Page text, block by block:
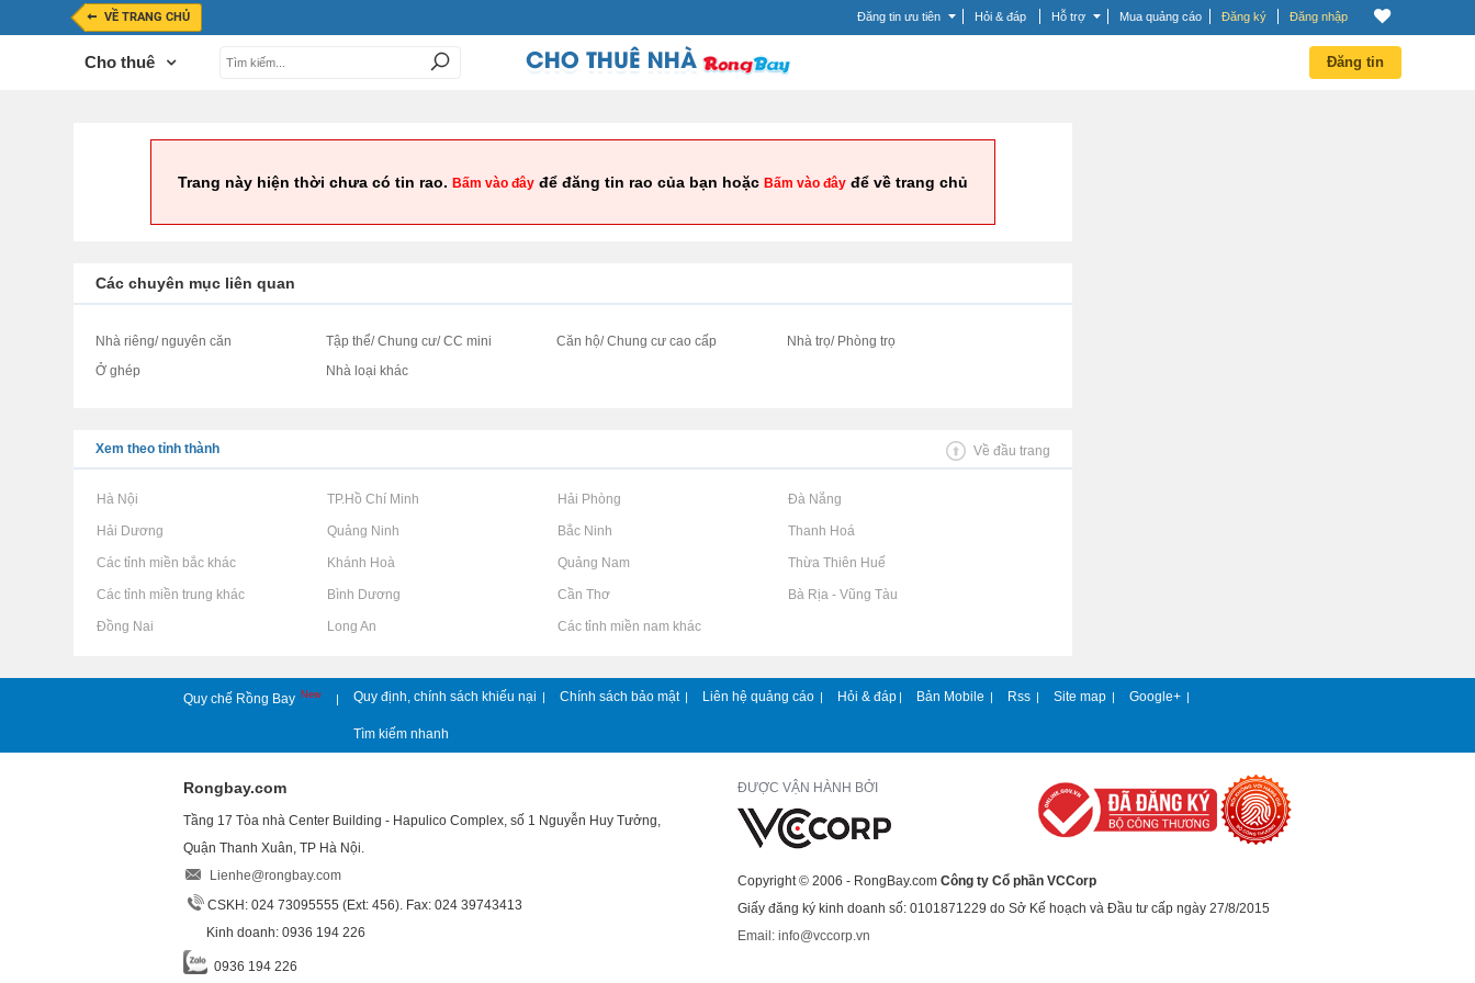
VỀ TRANG CHỦ Đăng tin ưu tiên Hỏi & đáp Hỗ trợ Mua quảng cáo Đăng ký Đăng nhập
Cho thuê Đăng tin
Trang này hiện thời chưa có tin rao. Bấm vào đây để đăng tin rao của bạn hoặc Bấm vào đây để về trang chủ
Các chuyên mục liên quan
Nhà riêng/ nguyên căn Tập thể/ Chung cư/ CC mini Căn hộ/ Chung cư cao cấp
Nhà trọ/ Phòng trọ
Ở ghép
Nhà loại khác
Xem theo tỉnh thành Về đầu trang
Rao vặt tại Hà Nội Rao vặt tại TP.Hồ Chí Minh Rao vặt tại Hải Phòng Rao vặt tại Đà Nẵng
Rao vặt tại Hải Dương Rao vặt tại Quảng Ninh Rao vặt tại Bắc Ninh Rao vặt tại Thanh Hoá
Rao vặt tại Các tỉnh miền bắc khác Rao vặt tại Khánh Hoà Rao vặt tại Quảng Nam Rao vặt tại Thừa Thiên Huế
Rao vặt tại Các tỉnh miền trung khác Rao vặt tại Bình Dương Rao vặt tại Cần Thơ Rao vặt tại Bà Rịa - Vũng Tàu
Rao vặt tại Đồng Nai Rao vặt tại Long An Rao vặt tại Các tỉnh miền nam khác
Quy chế Rồng Bay New | Quy định, chính sách khiếu nại | Chính sách bảo mật | Liên hệ quảng cáo | Hỏi & đáp | Bản Mobile | Rss | Site map | Google+ |
Tìm kiếm nhanh
Rongbay.com
Tầng 17 Tòa nhà Center Building - Hapulico Complex, số 1 Nguyễn Huy Tưởng,
Quận Thanh Xuân, TP Hà Nội.
Lienhe@rongbay.com
CSKH: 024 73095555 (Ext: 456). Fax: 024 39743413
Kinh doanh: 0936 194 226
0936 194 226
ĐƯỢC VẬN HÀNH BỞI
Copyright © 2006 - RongBay.com Công ty Cổ phần VCCorp
Giấy đăng ký kinh doanh số: 0101871229 do Sở Kế hoạch và Đầu tư cấp ngày 27/8/2015
Email: info@vccorp.vn